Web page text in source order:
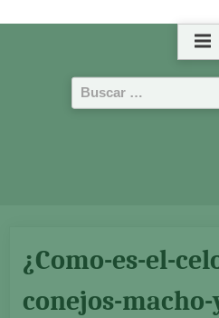
Buscar:
¿Como-es-el-
conejos-